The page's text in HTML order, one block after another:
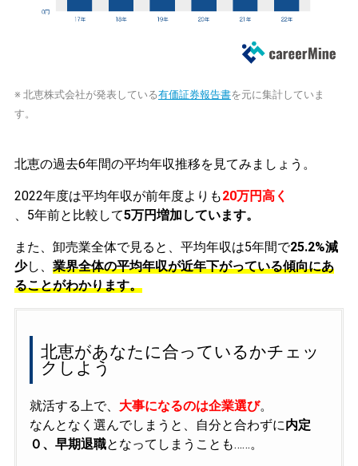
※ 北恵株式会社が発表している有価証券報告書を元に集計していま
す。
北恵の過去6年間の平均年収推移を見てみましょう。
2022年度は平均年収が前年度よりも20万円高く
、5年前と比較して5万円増加しています。
また、卸売業全体で見ると、平均年収は5年間で25.2%減
少し、 業界全体の平均年収が近年下がっている傾向にあ
ることがわかります。
北恵があなたに合っているかチェッ
クしよう
就活する上で、 大事になるのは企業選び。
なんとなく選んでしまうと、自分と合わずに内定
０、早期退職となってしまうことも……。